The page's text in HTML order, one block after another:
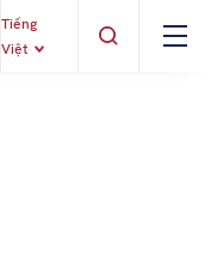
Tiếng
Việt